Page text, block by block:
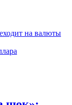
на валюты